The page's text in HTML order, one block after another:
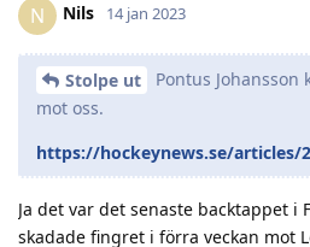
N Nils 14 jan 2023
Stolpe ut
Pontus
mot oss.
https://hockeynews.se/articles/
Ja det var det senaste backtappet i
skadade fingret i förra veckan mot